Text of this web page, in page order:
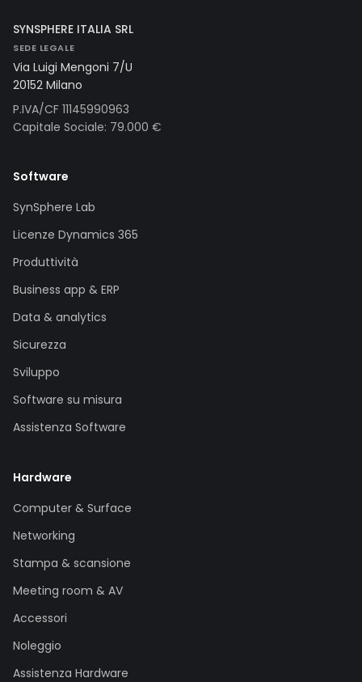
SYNSPHERE ITALIA SRL
SEDE LEGALE
Via Luigi Mengoni 7/U
20152 Milano
P.IVA/CF 11145990963
Capitale Sociale: 79.000 €
Software
SynSphere Lab
Licenze Dynamics 365
Produttività
Business app & ERP
Data & analytics
Sicurezza
Sviluppo
Software su misura
Assistenza Software
Hardware
Computer & Surface
Networking
Stampa & scansione
Meeting room & AV
Accessori
Noleggio
Assistenza Hardware